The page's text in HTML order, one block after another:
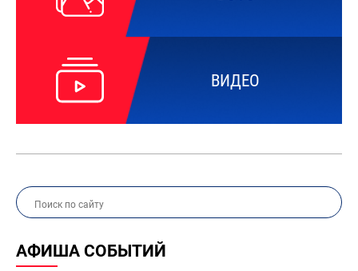
ВИДЕО
АФИША СОБЫТИЙ